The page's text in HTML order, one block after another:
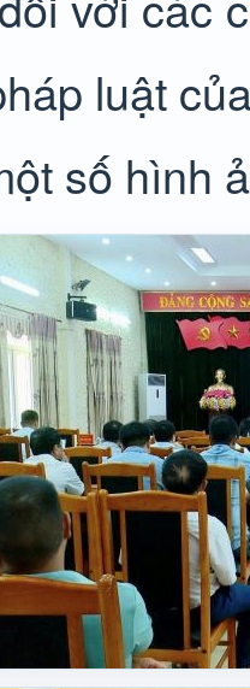
luật
số hình